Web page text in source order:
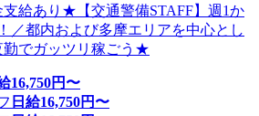
給あり★【交通警備STAFF】週1か
／都内および多摩エリアを中心とし
勤でガッツリ稼ごう★
16,750円〜
日給16,750円〜